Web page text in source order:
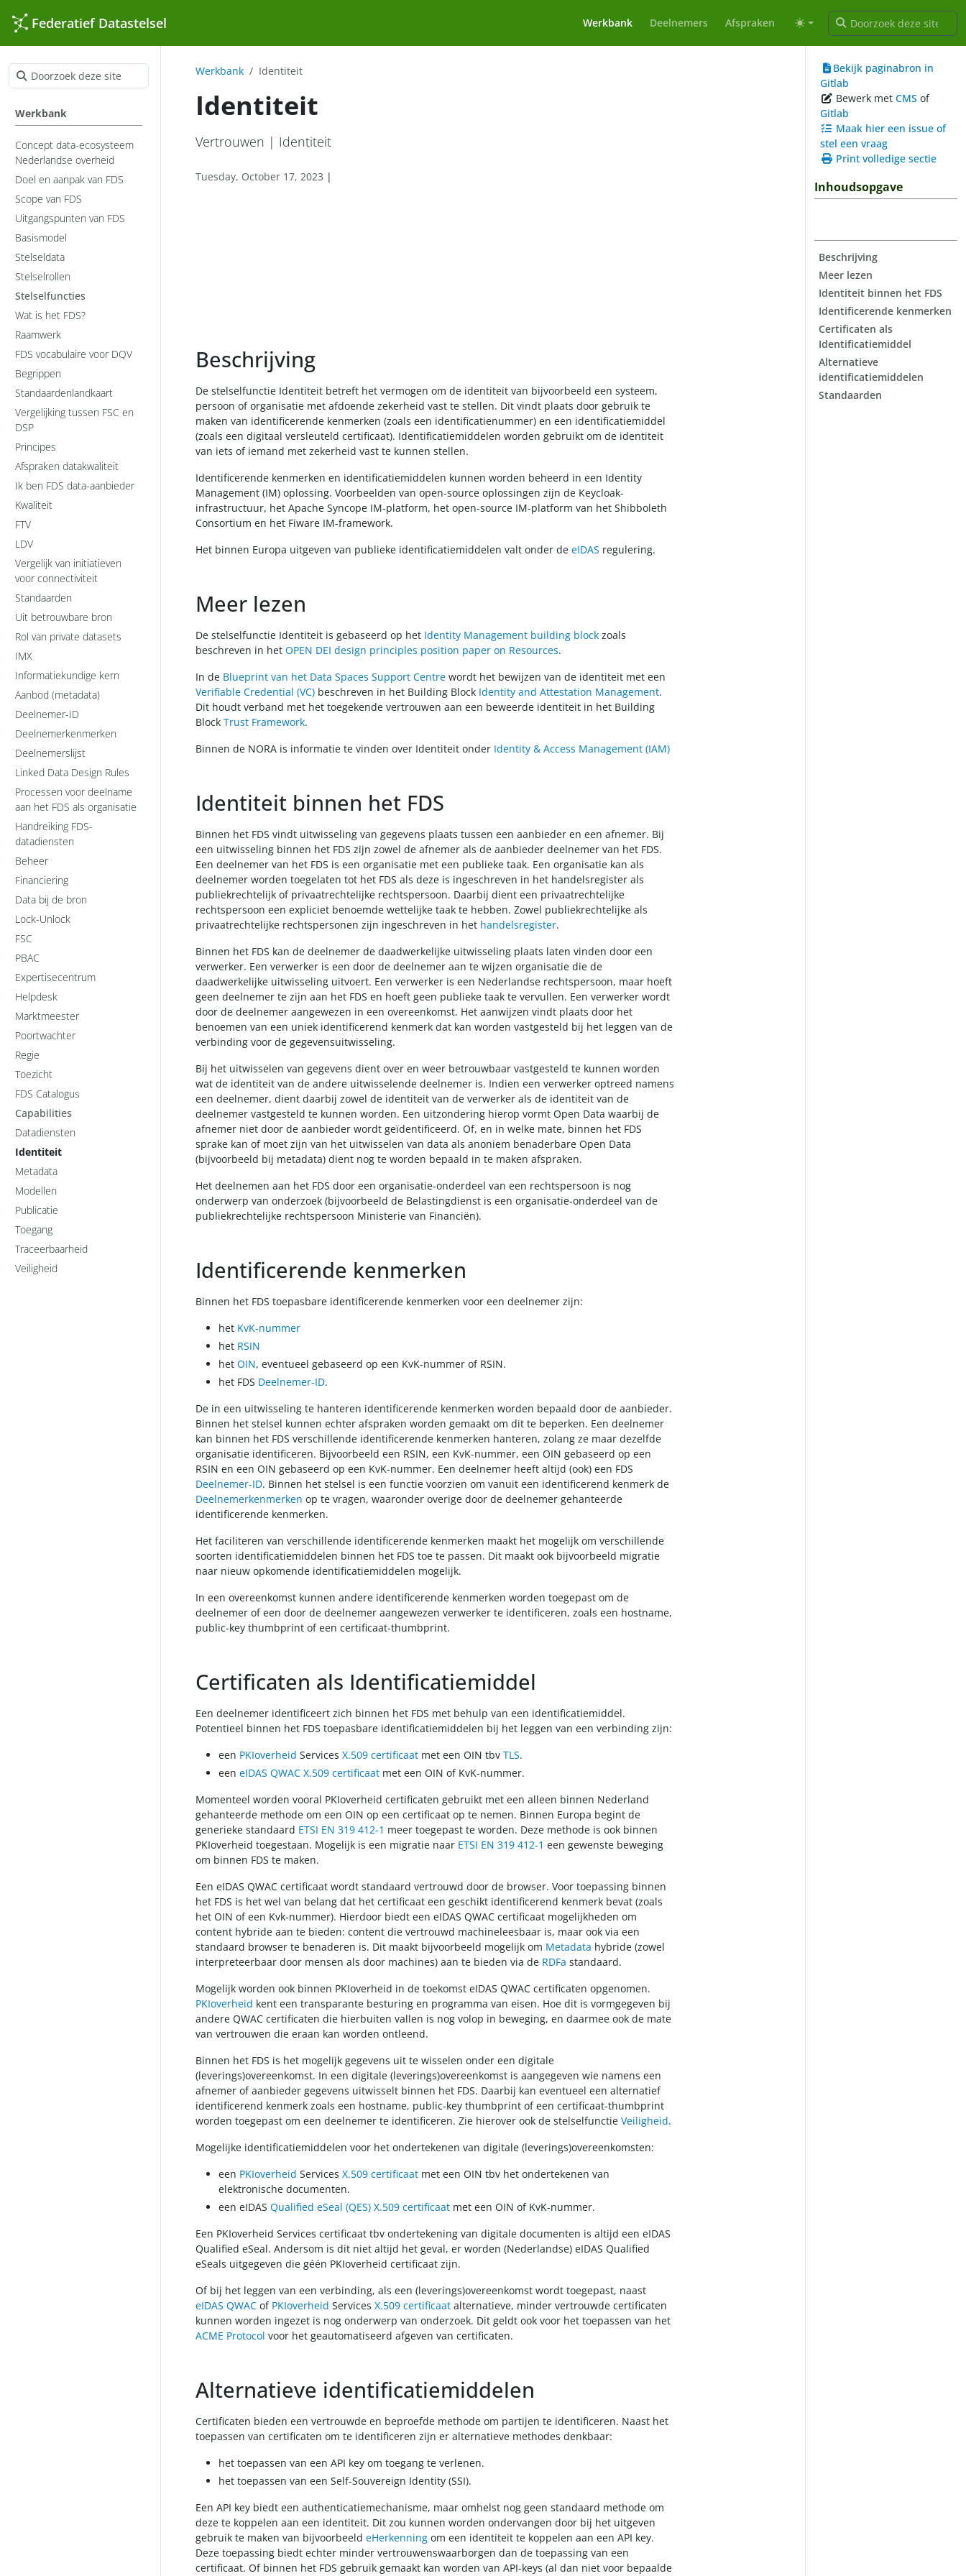
Federatief Datastelsel Werkbank Deelnemers Afspraken
Werkbank
Concept data-ecosysteem
Nederlandse overheid
Doel en aanpak van FDS
Scope van FDS
Uitgangspunten van FDS
Basismodel
Stelseldata
Stelselrollen
Stelselfuncties
Wat is het FDS?
Raamwerk
FDS vocabulaire voor DQV
Begrippen
Standaardenlandkaart
Vergelijking tussen FSC en
DSP
Principes
Afspraken datakwaliteit
Ik ben FDS data-aanbieder
Kwaliteit
FTV
LDV
Vergelijk van initiatieven
voor connectiviteit
Standaarden
Uit betrouwbare bron
Rol van private datasets
IMX
Informatiekundige kern
Aanbod (metadata)
Deelnemer-ID
Deelnemerkenmerken
Deelnemerslijst
Linked Data Design Rules
Processen voor deelname
aan het FDS als organisatie
Handreiking FDS-
datadiensten
Beheer
Financiering
Data bij de bron
Lock-Unlock
FSC
PBAC
Expertisecentrum
Helpdesk
Marktmeester
Poortwachter
Regie
Toezicht
FDS Catalogus
Capabilities
Datadiensten
Identiteit
Metadata
Modellen
Publicatie
Toegang
Traceerbaarheid
Veiligheid
Bekijk paginabron in
Gitlab
Bewerk met CMS of
Gitlab
Maak hier een issue of
stel een vraag
Print volledige sectie
Inhoudsopgave
Beschrijving
Meer lezen
Identiteit binnen het FDS
Identificerende kenmerken
Certificaten als
Identificatiemiddel
Alternatieve
identificatiemiddelen
Standaarden
Werkbank Identiteit
Identiteit
Vertrouwen | Identiteit
Tuesday, October 17, 2023 |
Beschrijving
De stelselfunctie Identiteit betreft het vermogen om de identiteit van bijvoorbeeld een systeem,
persoon of organisatie met afdoende zekerheid vast te stellen. Dit vindt plaats door gebruik te
maken van identificerende kenmerken (zoals een identificatienummer) en een identificatiemiddel
(zoals een digitaal versleuteld certificaat). Identificatiemiddelen worden gebruikt om de identiteit
van iets of iemand met zekerheid vast te kunnen stellen.
Identificerende kenmerken en identificatiemiddelen kunnen worden beheerd in een Identity
Management (IM) oplossing. Voorbeelden van open-source oplossingen zijn de Keycloak-
infrastructuur, het Apache Syncope IM-platform, het open-source IM-platform van het Shibboleth
Consortium en het Fiware IM-framework.
Het binnen Europa uitgeven van publieke identificatiemiddelen valt onder de eIDAS regulering.
Meer lezen
De stelselfunctie Identiteit is gebaseerd op het Identity Management building block zoals
beschreven in het OPEN DEI design principles position paper on Resources.
In de Blueprint van het Data Spaces Support Centre wordt het bewijzen van de identiteit met een
Verifiable Credential (VC) beschreven in het Building Block Identity and Attestation Management.
Dit houdt verband met het toegekende vertrouwen aan een beweerde identiteit in het Building
Block Trust Framework.
Binnen de NORA is informatie te vinden over Identiteit onder Identity & Access Management (IAM)
Identiteit binnen het FDS
Binnen het FDS vindt uitwisseling van gegevens plaats tussen een aanbieder en een afnemer. Bij
een uitwisseling binnen het FDS zijn zowel de afnemer als de aanbieder deelnemer van het FDS.
Een deelnemer van het FDS is een organisatie met een publieke taak. Een organisatie kan als
deelnemer worden toegelaten tot het FDS als deze is ingeschreven in het handelsregister als
publiekrechtelijk of privaatrechtelijke rechtspersoon. Daarbij dient een privaatrechtelijke
rechtspersoon een expliciet benoemde wettelijke taak te hebben. Zowel publiekrechtelijke als
privaatrechtelijke rechtspersonen zijn ingeschreven in het handelsregister.
Binnen het FDS kan de deelnemer de daadwerkelijke uitwisseling plaats laten vinden door een
verwerker. Een verwerker is een door de deelnemer aan te wijzen organisatie die de
daadwerkelijke uitwisseling uitvoert. Een verwerker is een Nederlandse rechtspersoon, maar hoeft
geen deelnemer te zijn aan het FDS en hoeft geen publieke taak te vervullen. Een verwerker wordt
door de deelnemer aangewezen in een overeenkomst. Het aanwijzen vindt plaats door het
benoemen van een uniek identificerend kenmerk dat kan worden vastgesteld bij het leggen van de
verbinding voor de gegevensuitwisseling.
Bij het uitwisselen van gegevens dient over en weer betrouwbaar vastgesteld te kunnen worden
wat de identiteit van de andere uitwisselende deelnemer is. Indien een verwerker optreed namens
een deelnemer, dient daarbij zowel de identiteit van de verwerker als de identiteit van de
deelnemer vastgesteld te kunnen worden. Een uitzondering hierop vormt Open Data waarbij de
afnemer niet door de aanbieder wordt geïdentificeerd. Of, en in welke mate, binnen het FDS
sprake kan of moet zijn van het uitwisselen van data als anoniem benaderbare Open Data
(bijvoorbeeld bij metadata) dient nog te worden bepaald in te maken afspraken.
Het deelnemen aan het FDS door een organisatie-onderdeel van een rechtspersoon is nog
onderwerp van onderzoek (bijvoorbeeld de Belastingdienst is een organisatie-onderdeel van de
publiekrechtelijke rechtspersoon Ministerie van Financiën).
Identificerende kenmerken
Binnen het FDS toepasbare identificerende kenmerken voor een deelnemer zijn:
het KvK-nummer
het RSIN
het OIN, eventueel gebaseerd op een KvK-nummer of RSIN.
het FDS Deelnemer-ID.
De in een uitwisseling te hanteren identificerende kenmerken worden bepaald door de aanbieder.
Binnen het stelsel kunnen echter afspraken worden gemaakt om dit te beperken. Een deelnemer
kan binnen het FDS verschillende identificerende kenmerken hanteren, zolang ze maar dezelfde
organisatie identificeren. Bijvoorbeeld een RSIN, een KvK-nummer, een OIN gebaseerd op een
RSIN en een OIN gebaseerd op een KvK-nummer. Een deelnemer heeft altijd (ook) een FDS
Deelnemer-ID. Binnen het stelsel is een functie voorzien om vanuit een identificerend kenmerk de
Deelnemerkenmerken op te vragen, waaronder overige door de deelnemer gehanteerde
identificerende kenmerken.
Het faciliteren van verschillende identificerende kenmerken maakt het mogelijk om verschillende
soorten identificatiemiddelen binnen het FDS toe te passen. Dit maakt ook bijvoorbeeld migratie
naar nieuw opkomende identificatiemiddelen mogelijk.
In een overeenkomst kunnen andere identificerende kenmerken worden toegepast om de
deelnemer of een door de deelnemer aangewezen verwerker te identificeren, zoals een hostname,
public-key thumbprint of een certificaat-thumbprint.
Certificaten als Identificatiemiddel
Een deelnemer identificeert zich binnen het FDS met behulp van een identificatiemiddel.
Potentieel binnen het FDS toepasbare identificatiemiddelen bij het leggen van een verbinding zijn:
een PKIoverheid Services X.509 certificaat met een OIN tbv TLS.
een eIDAS QWAC X.509 certificaat met een OIN of KvK-nummer.
Momenteel worden vooral PKIoverheid certificaten gebruikt met een alleen binnen Nederland
gehanteerde methode om een OIN op een certificaat op te nemen. Binnen Europa begint de
generieke standaard ETSI EN 319 412-1 meer toegepast te worden. Deze methode is ook binnen
PKIoverheid toegestaan. Mogelijk is een migratie naar ETSI EN 319 412-1 een gewenste beweging
om binnen FDS te maken.
Een eIDAS QWAC certificaat wordt standaard vertrouwd door de browser. Voor toepassing binnen
het FDS is het wel van belang dat het certificaat een geschikt identificerend kenmerk bevat (zoals
het OIN of een Kvk-nummer). Hierdoor biedt een eIDAS QWAC certificaat mogelijkheden om
content hybride aan te bieden: content die vertrouwd machineleesbaar is, maar ook via een
standaard browser te benaderen is. Dit maakt bijvoorbeeld mogelijk om Metadata hybride (zowel
interpreteerbaar door mensen als door machines) aan te bieden via de RDFa standaard.
Mogelijk worden ook binnen PKIoverheid in de toekomst eIDAS QWAC certificaten opgenomen.
PKIoverheid kent een transparante besturing en programma van eisen. Hoe dit is vormgegeven bij
andere QWAC certificaten die hierbuiten vallen is nog volop in beweging, en daarmee ook de mate
van vertrouwen die eraan kan worden ontleend.
Binnen het FDS is het mogelijk gegevens uit te wisselen onder een digitale
(leverings)overeenkomst. In een digitale (leverings)overeenkomst is aangegeven wie namens een
afnemer of aanbieder gegevens uitwisselt binnen het FDS. Daarbij kan eventueel een alternatief
identificerend kenmerk zoals een hostname, public-key thumbprint of een certificaat-thumbprint
worden toegepast om een deelnemer te identificeren. Zie hierover ook de stelselfunctie Veiligheid.
Mogelijke identificatiemiddelen voor het ondertekenen van digitale (leverings)overeenkomsten:
een PKIoverheid Services X.509 certificaat met een OIN tbv het ondertekenen van
elektronische documenten.
een eIDAS Qualified eSeal (QES) X.509 certificaat met een OIN of KvK-nummer.
Een PKIoverheid Services certificaat tbv ondertekening van digitale documenten is altijd een eIDAS
Qualified eSeal. Andersom is dit niet altijd het geval, er worden (Nederlandse) eIDAS Qualified
eSeals uitgegeven die géén PKIoverheid certificaat zijn.
Of bij het leggen van een verbinding, als een (leverings)overeenkomst wordt toegepast, naast
eIDAS QWAC of PKIoverheid Services X.509 certificaat alternatieve, minder vertrouwde certificaten
kunnen worden ingezet is nog onderwerp van onderzoek. Dit geldt ook voor het toepassen van het
ACME Protocol voor het geautomatiseerd afgeven van certificaten.
Alternatieve identificatiemiddelen
Certificaten bieden een vertrouwde en beproefde methode om partijen te identificeren. Naast het
toepassen van certificaten om te identificeren zijn er alternatieve methodes denkbaar:
het toepassen van een API key om toegang te verlenen.
het toepassen van een Self-Souvereign Identity (SSI).
Een API key biedt een authenticatiemechanisme, maar omhelst nog geen standaard methode om
deze te koppelen aan een identiteit. Dit zou kunnen worden ondervangen door bij het uitgeven
gebruik te maken van bijvoorbeeld eHerkenning om een identiteit te koppelen aan een API key.
Deze toepassing biedt echter minder vertrouwenswaarborgen dan de toepassing van een
certificaat. Of binnen het FDS gebruik gemaakt kan worden van API-keys (al dan niet voor bepaalde